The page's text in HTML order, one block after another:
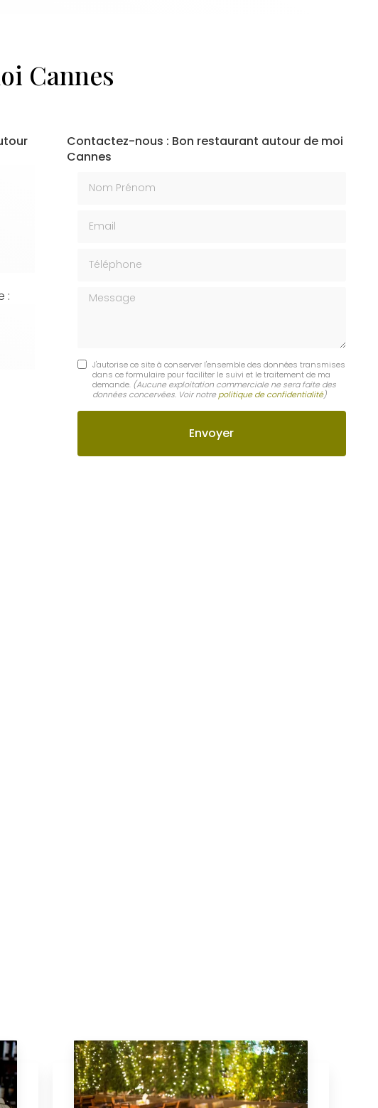
Cannes
:
Contactez-nous : Bon restaurant autour de moi
Cannes
Message
J'autorise ce site à conserver l'ensemble des données transmises
dans ce formulaire pour faciliter le suivi et le traitement de ma
demande. (Aucune exploitation commerciale ne sera faite des
données concervées. Voir notre politique de confidentialité)